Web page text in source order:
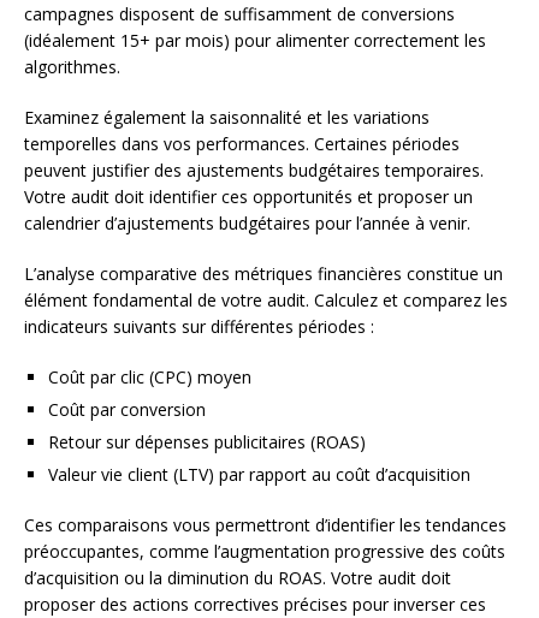
campagnes disposent de suffisamment de conversions
(idéalement 15+ par mois) pour alimenter correctement les
algorithmes.
Examinez également la saisonnalité et les variations
temporelles dans vos performances. Certaines périodes
peuvent justifier des ajustements budgétaires temporaires.
Votre audit doit identifier ces opportunités et proposer un
calendrier d’ajustements budgétaires pour l’année à venir.
L’analyse comparative des métriques financières constitue un
élément fondamental de votre audit. Calculez et comparez les
indicateurs suivants sur différentes périodes :
Coût par clic (CPC) moyen
Coût par conversion
Retour sur dépenses publicitaires (ROAS)
Valeur vie client (LTV) par rapport au coût d’acquisition
Ces comparaisons vous permettront d’identifier les tendances
préoccupantes, comme l’augmentation progressive des coûts
d’acquisition ou la diminution du ROAS. Votre audit doit
proposer des actions correctives précises pour inverser ces